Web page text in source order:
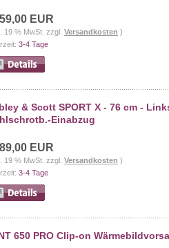
EUR
19 % MwSt. zzgl. Versandkosten )
3-4 Tage
& Scott SPORT X - 76 cm -
Einabzug
EUR
19 % MwSt. zzgl. Versandkosten )
3-4 Tage
650 PRO Clip-on